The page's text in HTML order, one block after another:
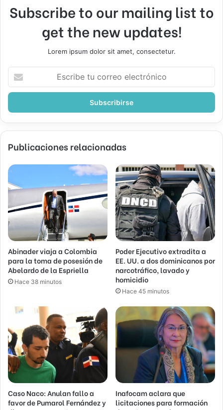
Subscribe to our mailing list to
get the new updates!
Lorem ipsum dolor sit amet, consectetur.
correo
Publicaciones relacionadas
Abinader viaja a Colombia
para la toma de posesión de
Abelardo de la Espriella
Hace 38 minutos
Poder Ejecutivo extradita a
EE. UU. a dos dominicanos por
narcotráfico, lavado y
homicidio
Hace 45 minutos
Caso Naco: Anulan fallo a
favor de Pumarol Fernández y
Inafocam aclara que
licitaciones para formación